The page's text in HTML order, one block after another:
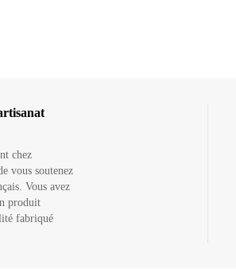
chez
vous soutenez
Vous avez
produit
fabriqué